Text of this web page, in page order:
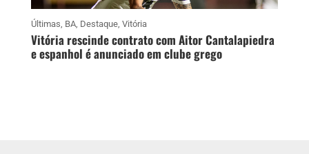
Últimas, BA, Destaque, Vitória
Vitória rescinde contrato com Aitor Cantalapiedra
e espanhol é anunciado em clube grego